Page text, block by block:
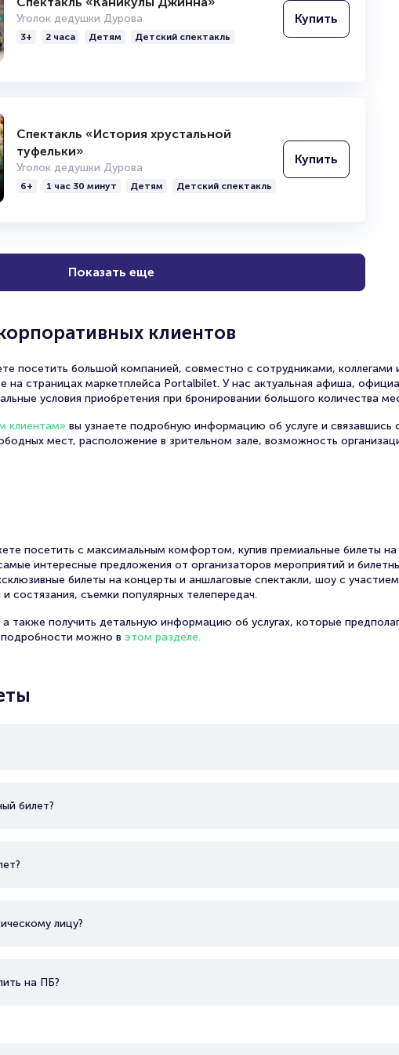
Уголок дедушки Дурова
3+ 2 часа Детям Детский спектакль
Купить
Спектакль «История хрустальной
туфельки»
Уголок дедушки Дурова
6+ 1 час 30 минут Детям Детский спектакль
Купить
Показать еще
клиентов
посетить большой компанией, совместно с сотрудниками, коллегами
на страницах маркетплейса Portalbilet. У нас актуальная афиша,
условия приобретения при бронировании большого количества
клиентам» вы узнаете подробную информацию об услуге и
мест, расположение в зрительном зале, возможность
посетить с максимальным комфортом, купив премиальные билеты на
интересные предложения от организаторов мероприятий и
билеты на концерты и аншлаговые спектакли, шоу с
состязания, съемки популярных телепередач.
а также получить детальную информацию об услугах, которые
можно в этом разделе.
билет?
лицу?
на ПБ?